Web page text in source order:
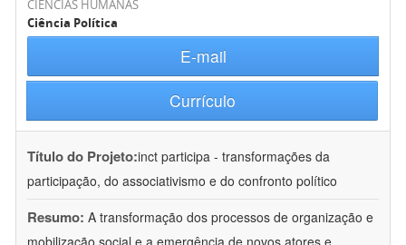
CIÊNCIAS HUMANAS
Ciência Política
E-mail
Currículo
Título do Projeto:inct participa - transformações da
participação, do associativismo e do confronto político
Resumo: A transformação dos processos de organização e